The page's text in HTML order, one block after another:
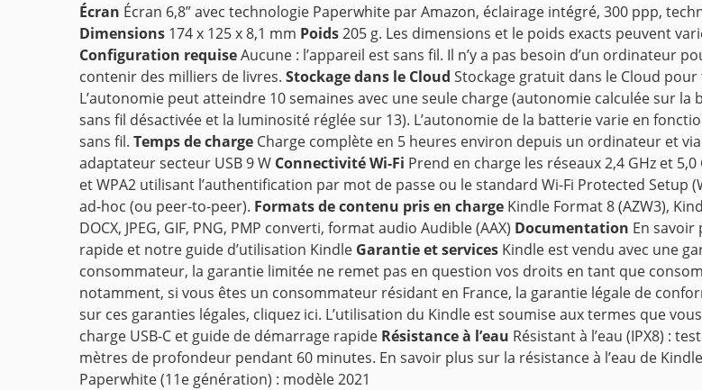
Écran Écran 6,8” avec technologie Paperwhite par Amazon, éclairage intégré, 300 ppp,
Dimensions 174 x 125 x 8,1 mm Poids205 g. Les dimensions et le poids exacts peuvent
Configuration requiseAucune : l’appareil est sans fil. Il n’y a pas besoin d’un ordinateur
contenir des milliers de livres. Stockage dans le Cloud Stockage gratuit dans le Cloud
L’autonomie peut atteindre 10 semaines avec une seule charge (autonomie calculée sur
sans fil désactivée et la luminosité réglée sur 13). L’autonomie de la batterie varie en
sans fil. Temps de charge Charge complète en 5 heures environ depuis un ordinateur et
adaptateur secteur USB 9 W Connectivité Wi-Fi Prend en charge les réseaux 2,4 GHz et
et WPA2 utilisant l’authentification par mot de passe ou le standard Wi-Fi Protected Setup
ad-hoc (ou peer-to-peer). Formats de contenu pris en charge Kindle Format 8 (AZW3),
DOCX, JPEG, GIF, PNG, PMP converti, format audio Audible (AAX) Documentation En savoir
rapide et notre guide d’utilisation Kindle Garantie et services Kindle est vendu avec une
consommateur, la garantie limitée ne remet pas en question vos droits en tant que
notamment, si vous êtes un consommateur résidant en France, la garantie légale de
sur ces garanties légales, cliquez ici. L’utilisation du Kindle est soumise aux termes que
charge USB-C et guide de démarrage rapide Résistance à l’eau Résistant à l’eau (IPX8) :
mètres de profondeur pendant 60 minutes. En savoir plus sur la résistance à l’eau de
Paperwhite (11e génération) : modèle 2021